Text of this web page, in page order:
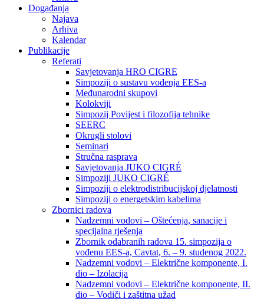
Događanja
Najava
Arhiva
Kalendar
Publikacije
Referati
Savjetovanja HRO CIGRE
Simpoziji o sustavu vođenja EES-a
Međunarodni skupovi
Kolokviji​
Simpozij Povijest i filozofija tehnike
SEERC
Okrugli stolovi
Seminari​
Stručna rasprava​
Savjetovanja JUKO CIGRÉ
Simpoziji JUKO CIGRÉ
Simpoziji o elektrodistribucijskoj djelatnosti
Simpoziji o energetskim kabelima
Zbornici radova
Nadzemni vodovi – Oštećenja, sanacije i
specijalna rješenja
Zbornik odabranih radova 15. simpozija o
vođenu EES-a, Cavtat, 6. – 9. studenog 2022.
Nadzemni vodovi – Električne komponente, I.
dio – Izolacija
Nadzemni vodovi – Električne komponente, II.
dio – Vodiči i zaštitna užad